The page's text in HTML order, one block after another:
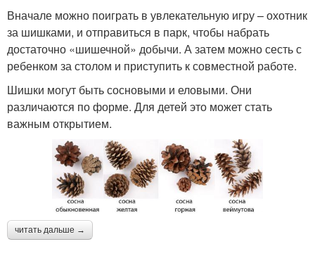
Вначале можно поиграть в увлекательную игру – охотник
за шишками, и отправиться в парк, чтобы набрать
достаточно «шишечной» добычи. А затем можно сесть с
ребенком за столом и приступить к совместной работе.
Шишки могут быть сосновыми и еловыми. Они
различаются по форме. Для детей это может стать
важным открытием.
читать дальше →